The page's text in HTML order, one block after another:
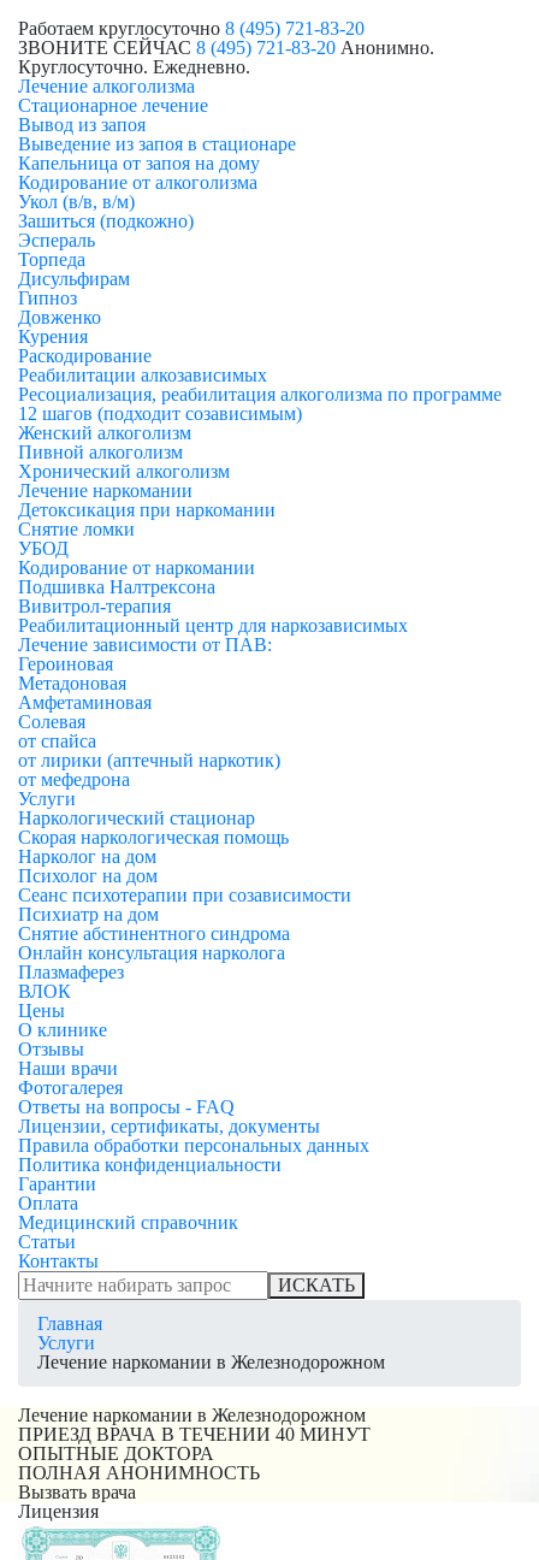
Работаем круглосуточно 8 (495) 721-83-20
ЗВОНИТЕ СЕЙЧАС 8 (495) 721-83-20 Анонимно.
Круглосуточно. Ежедневно.
Лечение алкоголизма
Стационарное лечение
Вывод из запоя
Выведение из запоя в стационаре
Капельница от запоя на дому
Кодирование от алкоголизма
Укол (в/в, в/м)
Зашиться (подкожно)
Эспераль
Торпеда
Дисульфирам
Гипноз
Довженко
Курения
Раскодирование
Реабилитации алкозависимых
Ресоциализация, реабилитация алкоголизма по программе
12 шагов (подходит созависимым)
Женский алкоголизм
Пивной алкоголизм
Хронический алкоголизм
Лечение наркомании
Детоксикация при наркомании
Снятие ломки
УБОД
Кодирование от наркомании
Подшивка Налтрексона
Вивитрол-терапия
Реабилитационный центр для наркозависимых
Лечение зависимости от ПАВ:
Героиновая
Метадоновая
Амфетаминовая
Солевая
от спайса
от лирики (аптечный наркотик)
от мефедрона
Услуги
Наркологический стационар
Скорая наркологическая помощь
Нарколог на дом
Психолог на дом
Сеанс психотерапии при созависимости
Психиатр на дом
Снятие абстинентного синдрома
Онлайн консультация нарколога
Плазмаферез
ВЛОК
Цены
О клинике
Отзывы
Наши врачи
Фотогалерея
Ответы на вопросы - FAQ
Лицензии, сертификаты, документы
Правила обработки персональных данных
Политика конфиденциальности
Гарантии
Оплата
Медицинский справочник
Статьи
Контакты
ИСКАТЬ
Главная
Услуги
Лечение наркомании в Железнодорожном
Лечение наркомании в Железнодорожном
ПРИЕЗД ВРАЧА В ТЕЧЕНИИ 40 МИНУТ
ОПЫТНЫЕ ДОКТОРА
ПОЛНАЯ АНОНИМНОСТЬ
Вызвать врача
Лицензия